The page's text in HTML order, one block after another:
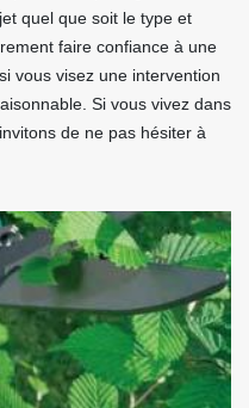
quel que soit le type et
faire confiance à une
vous visez une intervention
Si vous vivez dans
de ne pas hésiter à